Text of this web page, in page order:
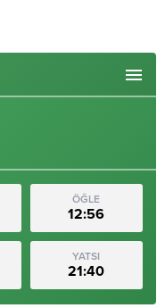
ÖĞLE
12:56
YATSI
21:40